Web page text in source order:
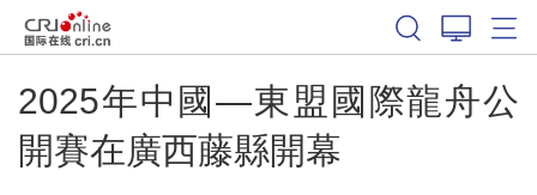
2025年中國—東盟國際龍舟公
開賽在廣西藤縣開幕